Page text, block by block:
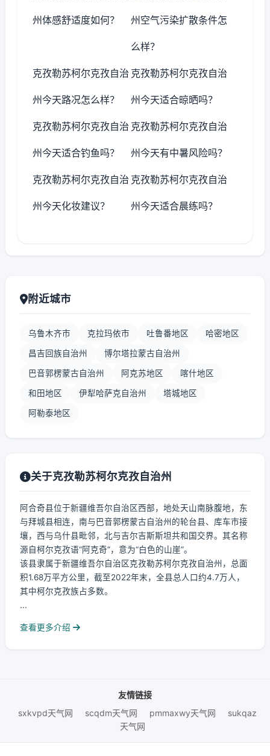
州体感舒适度如何？ 州空气污染扩散条件怎
么样？
克孜勒苏柯尔克孜自治
州今天路况怎么样？
克孜勒苏柯尔克孜自治
州今天适合晾晒吗？
克孜勒苏柯尔克孜自治
州今天适合钓鱼吗？
克孜勒苏柯尔克孜自治
州今天有中暑风险吗？
克孜勒苏柯尔克孜自治
州今天化妆建议？
克孜勒苏柯尔克孜自治
州今天适合晨练吗？
附近城市
乌鲁木齐市 克拉玛依市 吐鲁番地区 哈密地区
昌吉回族自治州 博尔塔拉蒙古自治州
巴音郭楞蒙古自治州 阿克苏地区 喀什地区
和田地区 伊犁哈萨克自治州 塔城地区
阿勒泰地区
关于克孜勒苏柯尔克孜自治州
阿合奇县位于新疆维吾尔自治区西部，地处天山南脉腹地，东
与拜城县相连，南与巴音郭楞蒙古自治州的轮台县、库车市接
壤，西与乌什县毗邻，北与吉尔吉斯斯坦共和国交界。其名称
源自柯尔克孜语“阿克奇”，意为“白色的山崖”。
该县隶属于新疆维吾尔自治区克孜勒苏柯尔克孜自治州，总面
积1.68万平方公里，截至2022年末，全县总人口约4.7万人，
其中柯尔克孜族占多数。
...
查看更多介绍
友情链接
sxkvpd天气网
scqdm天气网 pmmaxwy天气网
sukqaz
天气网